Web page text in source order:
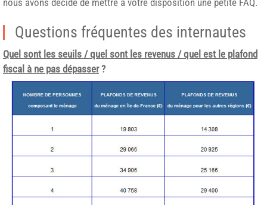
nous avons décidé de mettre à votre disposition une petite FAQ.
Questions fréquentes des internautes
Quel sont les seuils / quel sont les revenus / quel est le plafond
fiscal à ne pas dépasser?